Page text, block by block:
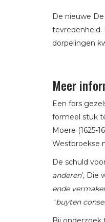
De nieuwe
tevredenheid.
dorpelingen
Meer
Een fors
formeel stuk
Moere (1625-
Westbroekse
De schuld
anderen’, Die
ende
‘buyten